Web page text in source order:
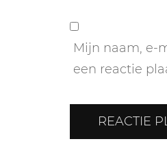
Mijn naam, e-
een reactie